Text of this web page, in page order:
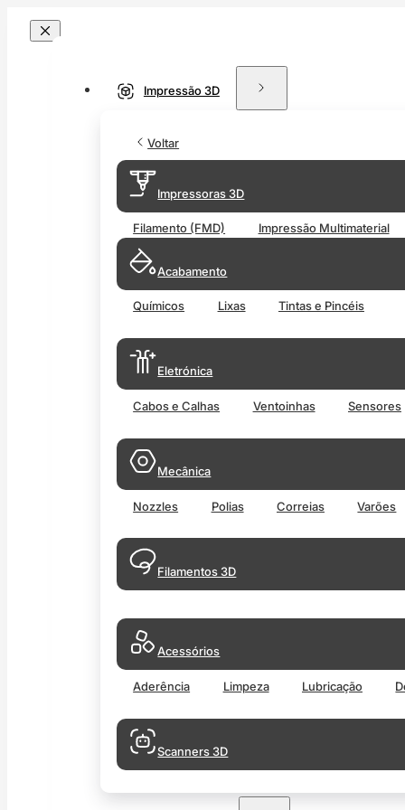
Impressão 3D
Voltar
Impressoras 3D
Filamento (FMD) Impressão Multimaterial
Acabamento
Químicos Lixas Tintas e Pincéis
Eletrónica
Cabos e Calhas Ventoinhas Sensores
Mecânica
Nozzles Polias Correias Varões
Filamentos 3D
Acessórios
Aderência Limpeza Lubricação
Scanners 3D